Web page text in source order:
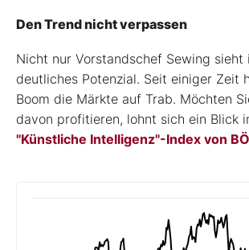
Den Trend nicht verpassen
Nicht nur Vorstandschef Sewing sieht
deutliches Potenzial. Seit einiger Zeit
Boom die Märkte auf Trab. Möchten
davon profitieren, lohnt sich ein Blick
"Künstliche Intelligenz"-Index von